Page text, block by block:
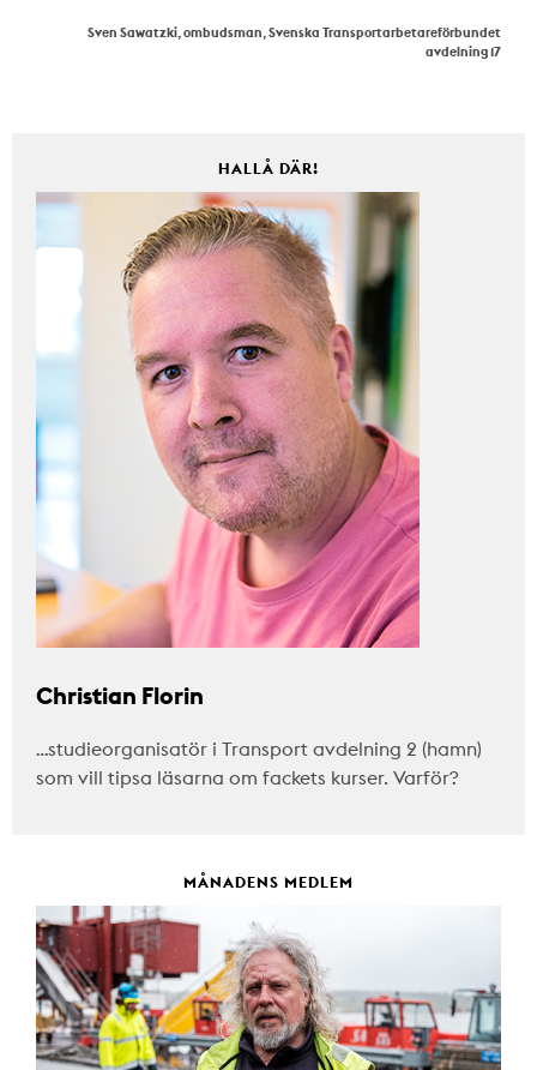
Sven Sawatzki, ombudsman, Svenska Transportarbetareförbundet
avdelning 17
HALLÅ DÄR!
Christian Florin
…studieorganisatör i Transport avdelning 2 (hamn)
som vill tipsa läsarna om fackets kurser. Varför?
MÅNADENS MEDLEM